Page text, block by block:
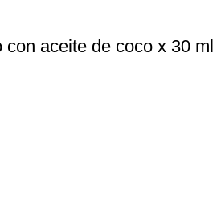
con aceite de coco x 30 ml